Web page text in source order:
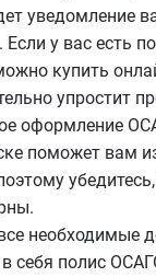
уведомление
у вас есть
купить
упростит
оформление
поможет вам
необходимые
себя полис